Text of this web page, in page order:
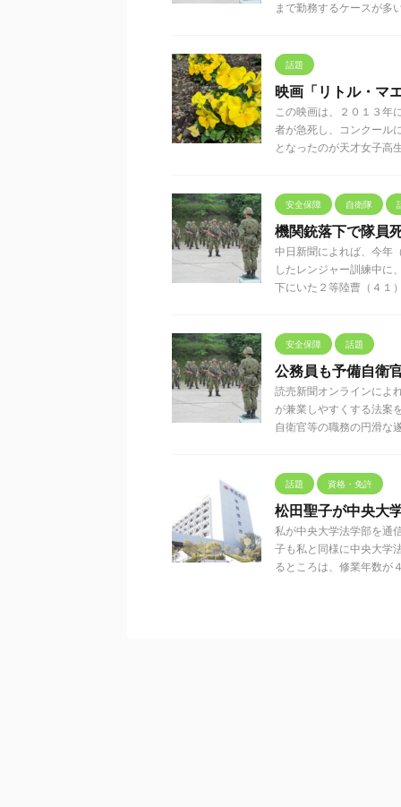
まで勤務するケースが多
話題
映画「リトル・マ
この映画は、２０１３年
者が急死し、コンクール
となったのが天才女子高
安全保障 自衛隊
機関銃落下で隊員
中日新聞によれば、今年
したレンジャー訓練中に
下にいた２等陸曹（４１
安全保障 話題
公務員も予備自衛
読売新聞オンラインによ
が兼業しやすくする法案
自衛官等の職務の円滑な
話題 資格・免許
松田聖子が中央大
私が中央大学法学部を通
子も私と同様に中央大学
るところは、修業年数が